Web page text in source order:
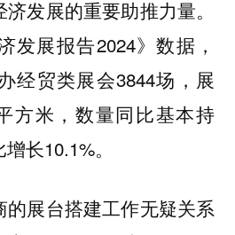
发展的重要助推力量。
发展报告2024》数据，
经贸类展会3844场，展
方米，数量同比基本持
长10.1%。
展台搭建工作无疑关系